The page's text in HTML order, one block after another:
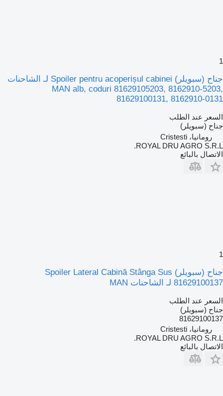
1
جناح (سبويلر) Spoiler pentru acoperișul cabinei لـ الشاحنات
MAN alb, coduri 81629105203, 8162910-5203,
81629100131, 8162910-0131
السعر عند الطلب
جناح (سبويلر)
رومانيا، Cristesti
ROYAL DRU AGRO S.R.L.
الاتصال بالبائع
1
جناح (سبويلر) Spoiler Lateral Cabină Stânga Sus
81629100137 لـ الشاحنات MAN
السعر عند الطلب
جناح (سبويلر)
81629100137
رومانيا، Cristesti
ROYAL DRU AGRO S.R.L.
الاتصال بالبائع